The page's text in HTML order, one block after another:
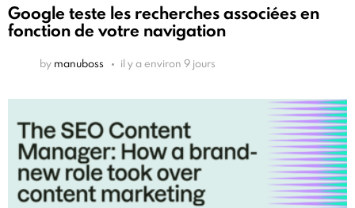
Google teste les recherches associées en
fonction de votre navigation
by manuboss il y a environ 9 jours